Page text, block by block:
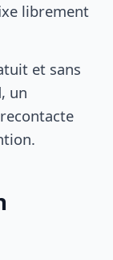
librement
et sans
un